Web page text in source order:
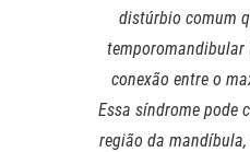
distúrbio comum
temporomandibular
conexão entre o
Essa síndrome pode
região da